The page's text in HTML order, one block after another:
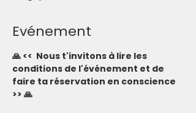
Evénement
🙏 <<  Nous t'invitons à lire les
conditions de l'événement et de
faire ta réservation en conscience
>> 🙏